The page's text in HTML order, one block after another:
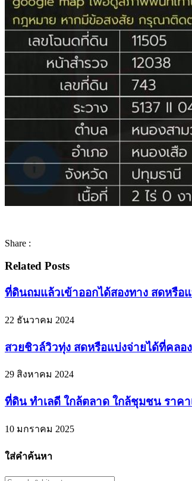
Share :
Related Posts
ที่ดินถมแล้วเข้าออกได้สองทาง สดหรือ
22 ธันวาคม 2024
สวยชิวล์วิวทุ่ง สดหรือแบ่งจ่ายได้ที่คลอ
29 สิงหาคม 2024
ที่ดิน ทำเลดี ใกล้ตลาด ใกล้ชุมชน ราคา
10 มกราคม 2025
ใส่คำค้นหา